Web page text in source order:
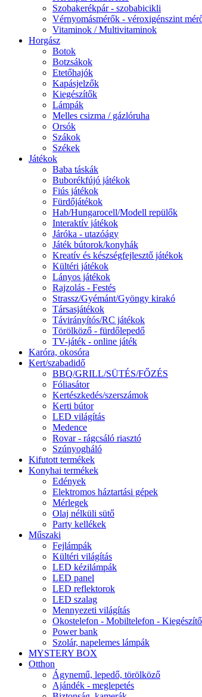
Szobakerékpár - szobabicikli
Vérnyomásmérők - véroxigénszint
Vitaminok / Multivitaminok
Horgász
Botok
Botzsákok
Etetőhajók
Kapásjelzők
Kiegészítők
Lámpák
Melles csizma / gázlóruha
Orsók
Szákok
Székek
Játékok
Baba táskák
Buborékfújó játékok
Fiús játékok
Fürdőjátékok
Hab/Hungarocell/Modell repülők
Interaktív játékok
Járóka - utazóágy
Játék bútorok/konyhák
Kreatív és készségfejlesztő játékok
Kültéri játékok
Lányos játékok
Rajzolás - Festés
Strassz/Gyémánt/Gyöngy kirakó
Társasjátékok
Távirányítós/RC játékok
Törölköző - fürdőlepedő
TV-játék - online játék
Karóra, okosóra
Kert/szabadidő
BBQ/GRILL/SÜTÉS/FŐZÉS
Fóliasátor
Kertészkedés/szerszámok
Kerti bútor
LED világítás
Medence
Rovar - rágcsáló riasztó
Szúnyogháló
Kifutott termékek
Konyhai termékek
Edények
Elektromos háztartási gépek
Mérlegek
Olaj nélküli sütő
Party kellékek
Műszaki
Fejlámpák
Kültéri világítás
LED kézilámpák
LED panel
LED reflektorok
LED szalag
Mennyezeti világítás
Okostelefon - Mobiltelefon -
Power bank
Szolár, napelemes lámpák
MYSTERY BOX
Otthon
Ágynemű, lepedő, törölköző
Ajándék - meglepetés